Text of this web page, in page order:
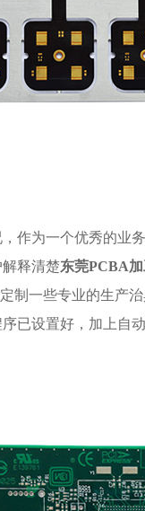
作为一个优秀的业
释清楚东莞PCBA
制一些专业的生产
已设置好，加上自